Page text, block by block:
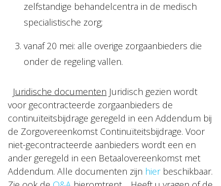
zelfstandige behandelcentra in de medisch
specialistische zorg;
vanaf 20 mei: alle overige zorgaanbieders die
onder de regeling vallen.
Juridische documenten Juridisch gezien wordt
voor gecontracteerde zorgaanbieders de
continuïteitsbijdrage geregeld in een Addendum bij
de Zorgovereenkomst Continuïteitsbijdrage. Voor
niet-gecontracteerde aanbieders wordt een en
ander geregeld in een Betaalovereenkomst met
Addendum. Alle documenten zijn hierbeschikbaar.